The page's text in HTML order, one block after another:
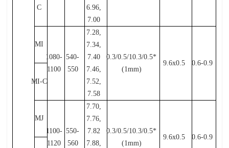
6.96,
7.00
C
MI
1080-
1100
540-
550
7.28,
7.34,
7.40
7.46,
7.52,
7.58
0.3/0.5/10.3/0.5*
(1mm)
9.6x0.5 0.6-0.9
MI-C
MJ
1100-
1120
550-
560
7.70,
7.76,
7.82
7.88,
0.3/0.5/10.3/0.5*
(1mm)
9.6x0.5 0.6-0.9